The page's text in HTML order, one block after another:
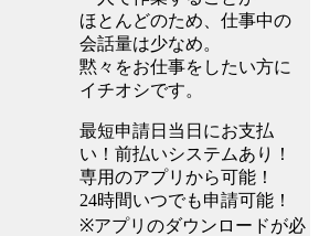
ほとんどのため、仕事中の
会話量は少なめ。
黙々をお仕事をしたい方に
イチオシです。
最短申請日当日にお支払
い！前払いシステムあり！
専用のアプリから可能！
24時間いつでも申請可能！
※アプリのダウンロードが必